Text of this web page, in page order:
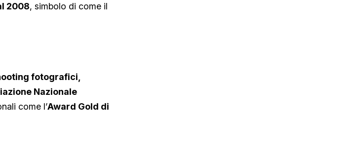
2008, simbolo di come il
fotografici,
Nazionale
come l’Award Gold di